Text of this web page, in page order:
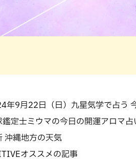
年9月22日（日）九星気学で占う
鑑定士ミウマの今日の開運アロマ占
沖縄地方の天気
オススメの記事